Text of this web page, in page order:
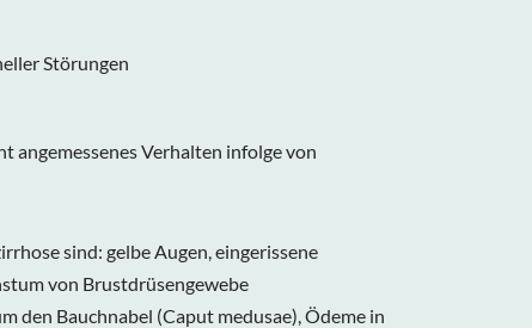
Störungen
angemessenes Verhalten infolge von
sind: gelbe Augen, eingerissene
von Brustdrüsengewebe
den Bauchnabel (Caput medusae), Ödeme in